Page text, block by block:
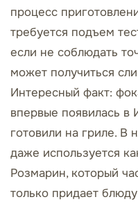
процесс
требуется подъем
если не соблюдать
может получиться
Интересный факт:
впервые появилась в
готовили на гриле. В
даже используется
Розмарин, который
только придает